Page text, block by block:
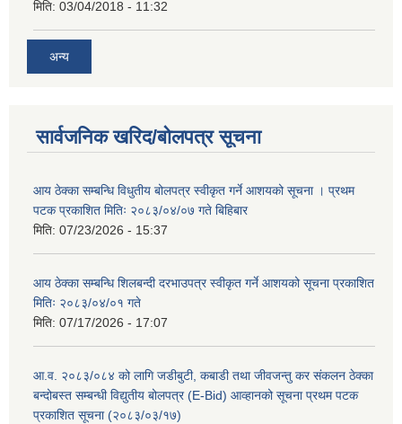
मिति: 03/04/2018 - 11:32
अन्य
सार्वजनिक खरिद/बोलपत्र सूचना
आय ठेक्का सम्बन्धि विधुतीय बोलपत्र स्वीकृत गर्ने आशयको सूचना । प्रथम
पटक प्रकाशित मितिः २०८३/०४/०७ गते बिहिबार
मिति: 07/23/2026 - 15:37
आय ठेक्का सम्बन्धि शिलबन्दी दरभाउपत्र स्वीकृत गर्ने आशयको सूचना प्रकाशित
मितिः २०८३/०४/०१ गते
मिति: 07/17/2026 - 17:07
आ.व. २०८३/०८४ को लागि जडीबुटी, कबाडी तथा जीवजन्तु कर संकलन ठेक्का
बन्दोबस्त सम्बन्धी विद्युतीय बोलपत्र (E-Bid) आव्हानको सूचना प्रथम पटक
प्रकाशित सूचना (२०८३/०३/१७)